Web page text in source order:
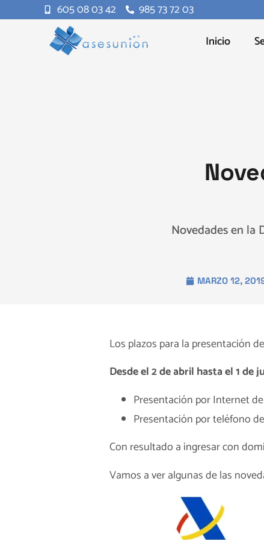
605 08 03 42
985 73 72 03
Inicio
Novedades en la
MARZO 12,
Los plazos para la presentación
Desde el 2 de abril hasta el 1 de
Presentación por Internet
Presentación por teléfono
Con resultado a ingresar con
Vamos a ver algunas de las